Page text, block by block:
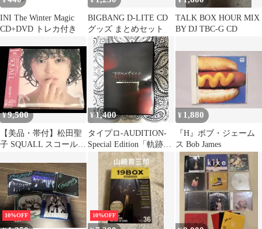
INI The Winter Magic
CD+DVD トレカ付き
BIGBANG D-LITE CD
グッズ まとめセット
TALK BOX HOUR MIX
BY DJ TBC-G CD
¥9,500
【美品・帯付】松田聖
子 SQUALL スコール
SACD盤
¥1,400
タイプロ-AUDITION-
Special Edition「軌跡」
通常盤DVD
¥ 1,880
『H』ボブ・ジェーム
ス Bob James
10%OFF 10%OFF